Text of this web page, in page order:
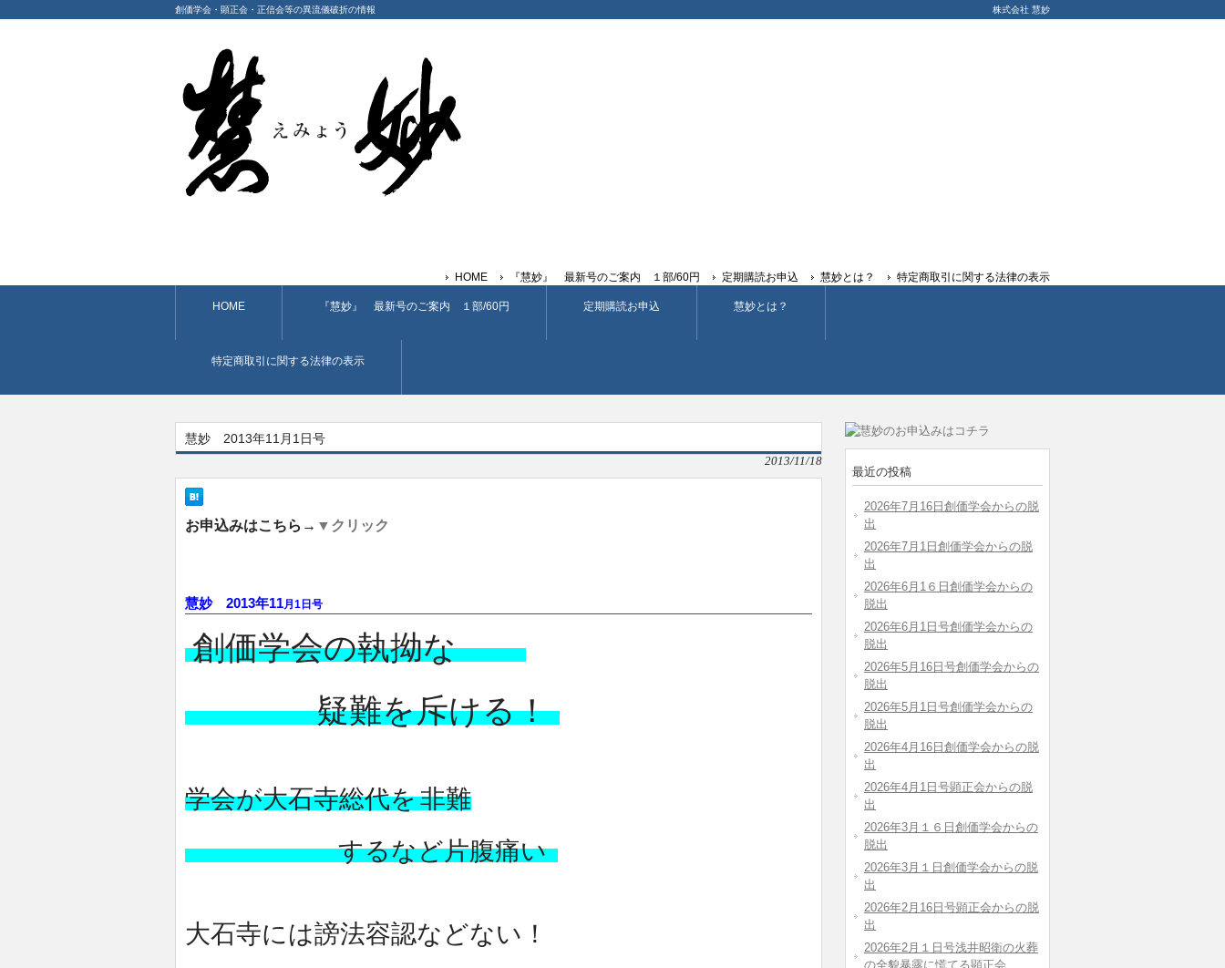
創価学会・顕正会・正信会等の異流儀破折の情報 株式会社 慧妙
HOME 『慧妙』 最新号のご案内 １部/60円 定期購読お申込 慧妙とは？ 特定商取引に関する法律の表示
HOME 『慧妙』 最新号のご案内 １部/60円 定期購読お申込 慧妙とは？
特定商取引に関する法律の表示
慧妙 2013年11月1日号
2013/11/18
お申込みはこちら→ ▼クリック
慧妙 2013年11月1日号
創価学会の執拗な
疑難を斥ける！
学会が大石寺総代を非難
するなど片腹痛い
大石寺には謗法容認などない！
最近の投稿
2026年7月16日創価学会からの脱
出
2026年7月1日創価学会からの脱
出
2026年6月1６日創価学会からの
脱出
2026年6月1日号創価学会からの
脱出
2026年5月16日号創価学会からの
脱出
2026年5月1日号創価学会からの
脱出
2026年4月16日創価学会からの脱
出
2026年4月1日号顕正会からの脱
出
2026年3月１６日創価学会からの
脱出
2026年3月１日創価学会からの脱
出
2026年2月16日号顕正会からの脱
出
2026年2月１日号浅井昭衛の火葬
の全貌暴露に慌てる顕正会